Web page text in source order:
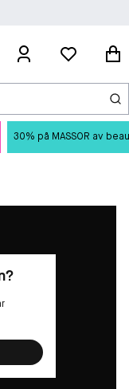
30% på MASSOR av